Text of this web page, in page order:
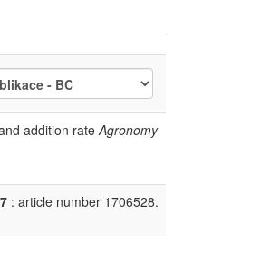
addition rate Agronomy
7 : article number 1706528.